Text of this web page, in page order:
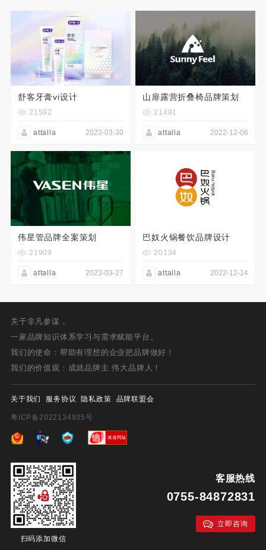
舒客牙膏vi设计
21592
attalla 2023-03-30
山扉露营折叠椅品牌策划
21491
attalla 2022-12-06
伟星管品牌全案策划
21909
attalla 2023-03-27
巴奴火锅餐饮品牌设计
20134
attalla 2022-12-14
关于非凡参谋，
一家品牌知识体系学习与需求赋能平台。
我们的使命：帮助有理想的企业把品牌做好！
我们的价值观：成就品牌主 伟大品牌人！
客服热线
0755-84872831
立即咨询
关于我们 服务协议 隐私政策 品牌联盟会
粤ICP备2022134935号
扫码添加微信